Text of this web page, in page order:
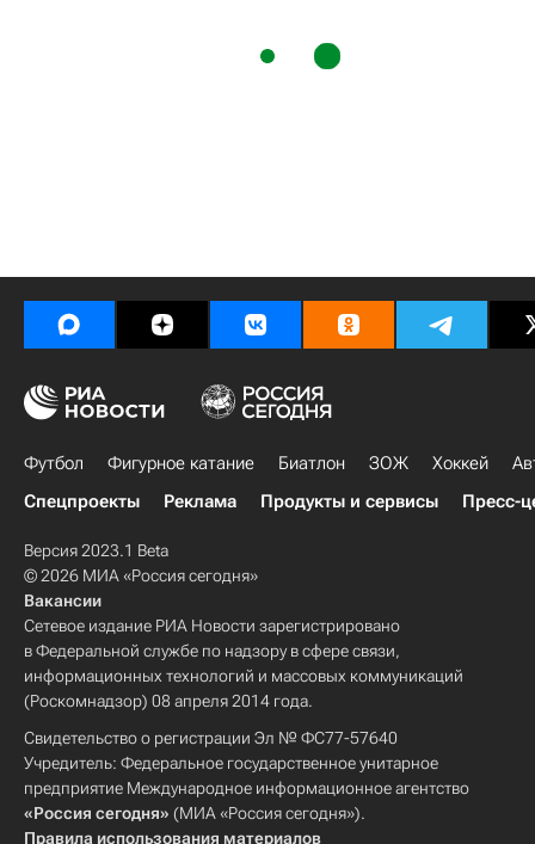
Футбол Фигурное катание Биатлон ЗОЖ Хоккей
Спецпроекты
Реклама Продукты и сервисы Пресс-
Версия 2023.1 Beta
© 2026 МИА «Россия сегодня»
Вакансии
Сетевое издание РИА Новости зарегистрировано
в Федеральной службе по надзору в сфере связи,
информационных технологий и массовых коммуникаций
(Роскомнадзор) 08 апреля 2014 года.
Свидетельство о регистрации Эл № ФС77-57640
Учредитель: Федеральное государственное унитарное
предприятие Международное информационное агентство
«Россия сегодня» (МИА «Россия сегодня»).
Правила использования материалов